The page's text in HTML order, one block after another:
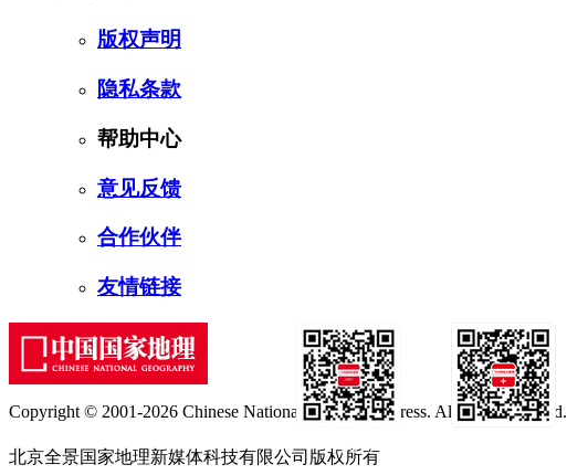
版权声明
隐私条款
帮助中心
意见反馈
合作伙伴
友情链接
订阅号
Copyright © 2001-2026 Chinese National Geography Press. All rights reserved.
北京全景国家地理新媒体科技有限公司版权所有